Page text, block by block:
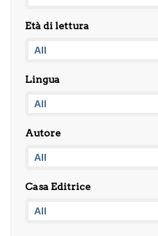
Età di lettura
Lingua
Autore
Casa Editrice